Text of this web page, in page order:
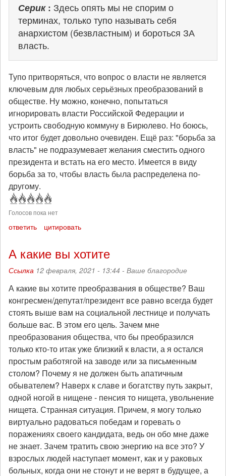
Серик: Здесь опять мы не спорим о
терминах, только тупо называть себя
анархистом (безвластным) и бороться ЗА
власть.
Тупо притворяться, что вопрос о власти не является
ключевым для любых серьёзных преобразований в
обществе. Ну можно, конечно, попытаться
игнорировать власти Российской Федерации и
устроить свободную коммуну в Бирюлево. Но боюсь,
что итог будет довольно очевиден. Ещё раз: "борьба за
власть" не подразумевает желания сместить одного
президента и встать на его место. Имеется в виду
борьба за то, чтобы власть была распределена по-
другому.
Голосов пока нет
ответить цитировать
А какие вы хотите
Ссылка 12 февраля, 2021 - 13:44 - Ваше благородие
А какие вы хотите преобразвания в обществе? Ваш
конгресмен/депутат/президент все равно всегда будет
стоять выше вам на социальной лестнице и получать
больше вас. В этом его цель. Зачем мне
преобразования общества, что бы преобразился
только кто-то итак уже близкий к власти, а я остался
простым работягой на заводе или за письменным
столом? Почему я не должен быть апатичным
обывателем? Наверх к славе и богатству путь закрыт,
одной ногой в нищене - пенсия то нищета, увольнение
нищета. Странная ситуация. Причем, я могу только
виртуально радоваться победам и горевать о
поражениях своего кандидата, ведь он обо мне даже
не знает. Зачем тратить свою энергию на все это? У
взрослых людей наступает момент, как и у раковых
больных, когда они не стонут и не верят в будущее, а